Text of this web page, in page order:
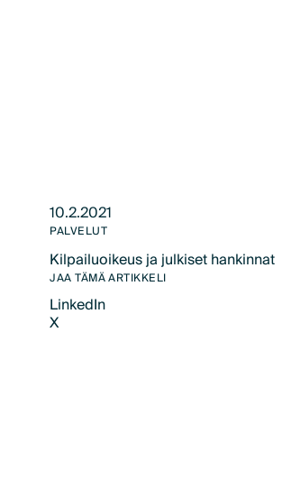
10.2.2021
PALVELUT
Kilpailuoikeus ja julkiset hankinnat
Text Link
JAA TÄMÄ ARTIKKELI
LinkedIn
LinkedIn
X